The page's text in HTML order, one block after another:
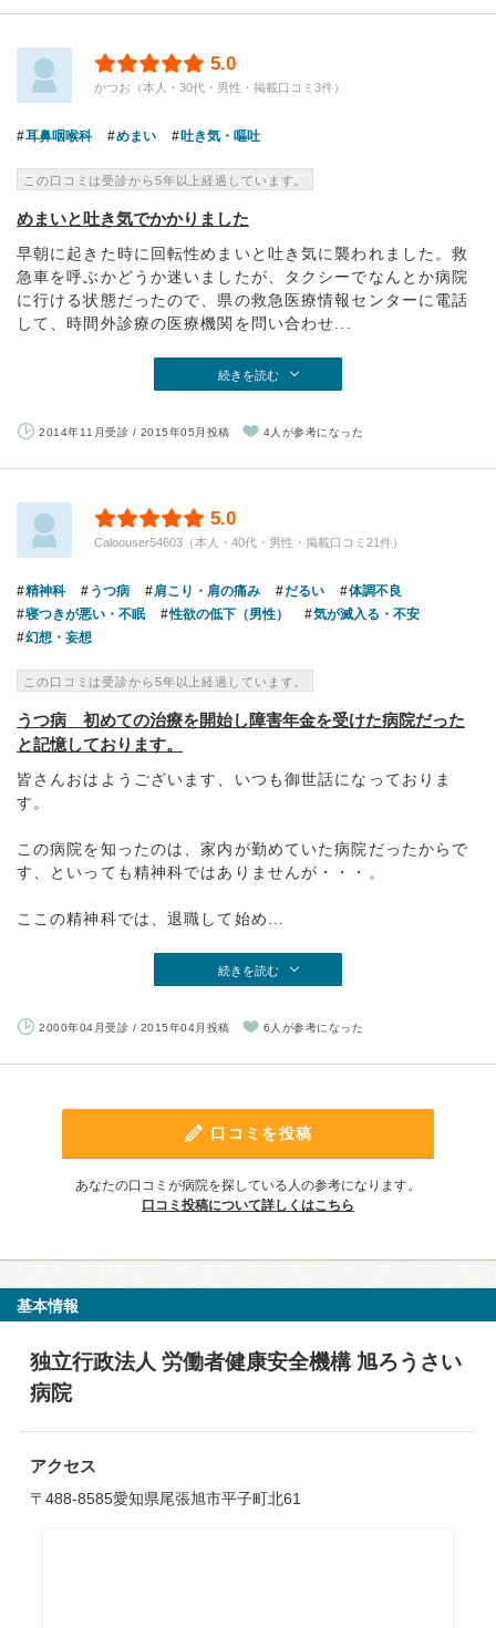
5.0
かつお（本人・30代・男性・掲載口コミ3件）
耳鼻咽喉科 めまい 吐き気・嘔吐
この口コミは受診から5年以上経過しています。
めまいと吐き気でかかりました
早朝に起きた時に回転性めまいと吐き気に襲われました。救
急車を呼ぶかどうか迷いましたが、タクシーでなんとか病院
に行ける状態だったので、県の救急医療情報センターに電話
して、時間外診療の医療機関を問い合わせ...
続きを読む
2014年11月受診 / 2015年05月投稿 4人が参考になった
5.0
Caloouser54603（本人・40代・男性・掲載口コミ21件）
精神科 うつ病 肩こり・肩の痛み だるい
体調不良
寝つきが悪い・不眠
性欲の低下（男性）
気が滅入る・不安
幻想・妄想
この口コミは受診から5年以上経過しています。
うつ病 初めての治療を開始し障害年金を受けた病院だった
と記憶しております。
皆さんおはようございます、いつも御世話になっておりま
す。
この病院を知ったのは、家内が勤めていた病院だったからで
す、といっても精神科ではありませんが・・・。
ここの精神科では、退職して始め...
続きを読む
2000年04月受診 / 2015年04月投稿 6人が参考になった
口コミを投稿
あなたの口コミが病院を探している人の参考になります。
口コミ投稿について詳しくはこちら
基本情報
独立行政法人 労働者健康安全機構 旭ろうさい
病院
アクセス
〒488-8585愛知県尾張旭市平子町北61